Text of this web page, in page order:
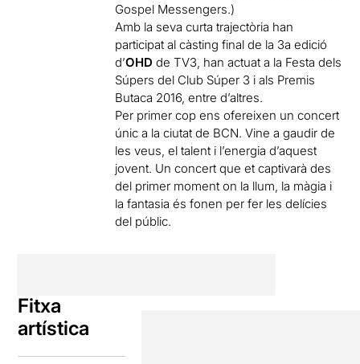
Gospel Messengers.)
Amb la seva curta trajectòria han
participat al càsting final de la 3a edició
d’OHD de TV3, han actuat a la Festa dels
Súpers del Club Súper 3 i als Premis
Butaca 2016, entre d’altres.
Per primer cop ens ofereixen un concert
únic a la ciutat de BCN. Vine a gaudir de
les veus, el talent i l’energia d’aquest
jovent. Un concert que et captivarà des
del primer moment on la llum, la màgia i
la fantasia és fonen per fer les delícies
del públic.
Fitxa
artística